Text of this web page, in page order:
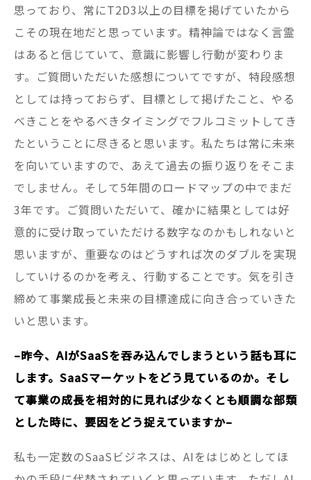
思っており、常にT2D3以上の目標を掲げていたから
こその現在地だと思っています。精神論ではなく言霊
はあると信じていて、意識に影響し行動が変わりま
す。ご質問いただいた感想についてですが、特段感想
としては持っておらず、目標として掲げたこと、やる
べきことをやるべきタイミングでフルコミットしてき
たということに尽きると思います。私たちは常に未来
を向いていますので、あえて過去の振り返りをそこま
でしません。そして5年間のロードマップの中でまだ
3年です。ご質問いただいて、確かに結果としては好
意的に受け取っていただける数字なのかもしれないと
思いますが、重要なのはどうすれば次のダブルを実現
していけるのかを考え、行動することです。気を引き
締めて事業成長と未来の目標達成に向き合っていきた
いと思います。
–昨今、AIがSaaSを吞み込んでしまうという話も耳に
します。SaaSマーケットをどう見ているのか。そし
て事業の成長を相対的に見れば少なくとも順調な部類
とした時に、要因をどう捉えていますか–
私も一定数のSaaSビジネスは、AIをはじめとしてほ